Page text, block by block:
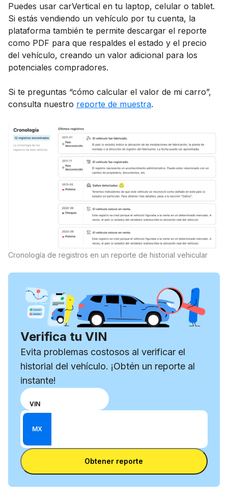
Puedes usar carVertical en tu laptop, celular o tablet.
Si estás vendiendo un vehículo por tu cuenta, la
plataforma también te permite descargar el reporte
como PDF para que respaldes el estado y el precio
del vehículo, creando un valor adicional para los
potenciales compradores.
Si te preguntas “cómo calcular el valor de mi carro”,
consulta nuestro reporte de muestra.
Cronología de registros en un reporte de historial vehicular
Verifica tu VIN
Evita problemas costosos al verificar el
historial del vehículo. ¡Obtén un reporte al
instante!
Elige
un
modo
entrada
entre el
VIN y
VIN
Ingresa el VIN
MX
placa
Ingresa un número de placa
Obtener reporte